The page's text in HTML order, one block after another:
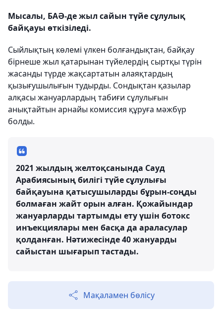
Мысалы, БАӘ-де жыл сайын түйе сұлулық
байқауы өткізіледі.
Сыйлықтың көлемі үлкен болғандықтан, байқау
бірнеше жыл қатарынан түйелердің сыртқы түрін
жасанды түрде жақсартатын алаяқтардың
қызығушылығын тудырды. Сондықтан қазылар
алқасы жануарлардың табиғи сұлулығын
анықтайтын арнайы комиссия құруға мәжбүр
болды.
2021 жылдың желтоқсанында Сауд
Арабиясының билігі түйе сұлулығы
байқауына қатысушыларды бұрын-соңды
болмаған жайт орын алған. Қожайындар
жануарларды тартымды ету үшін ботокс
инъекциялары мен басқа да араласулар
қолданған. Нәтижесінде 40 жануарды
сайыстан шығарып тастады.
Мақаламен бөлісу